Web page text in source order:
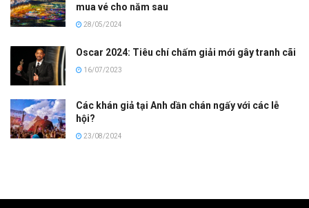
mua vé cho năm sau
28/05/2024
Oscar 2024: Tiêu chí chấm giải mới gây tranh cãi
16/07/2023
Các khán giả tại Anh dần chán ngấy với các lễ
hội?
23/08/2024